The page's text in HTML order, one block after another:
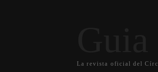
La revista oficial del